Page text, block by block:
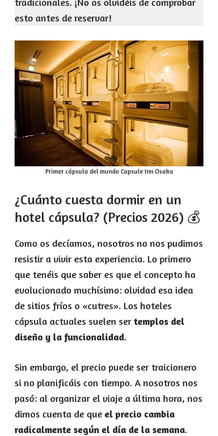
esto antes de reservar!
Primer cápsula del mundo Capsule Inn Osaka
¿Cuánto cuesta dormir en un
hotel cápsula? (Precios 2026) 💰
Como os decíamos, nosotros no nos pudimos
resistir a vivir esta experiencia. Lo primero
que tenéis que saber es que el concepto ha
evolucionado muchísimo: olvidad esa idea
de sitios fríos o «cutres». Los hoteles
cápsula actuales suelen ser templos del
diseño y la funcionalidad.
Sin embargo, el precio puede ser traicionero
si no planificáis con tiempo. A nosotros nos
pasó: al organizar el viaje a última hora, nos
dimos cuenta de que el precio cambia
radicalmente según el día de la semana.